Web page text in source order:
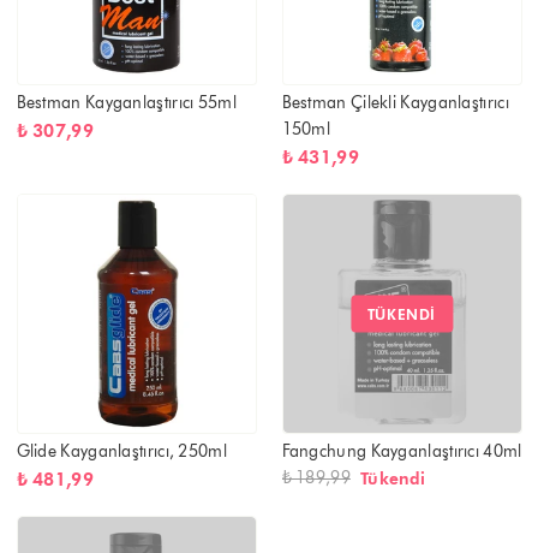
Bestman Kayganlaştırıcı 55ml
₺ 307,99
Bestman Çilekli Kayganlaştırıcı
150ml
₺ 431,99
Glide Kayganlaştırıcı, 250ml
₺ 481,99
TÜKENDI
Fangchung Kayganlaştırıcı 40ml
₺ 189,99 Tükendi